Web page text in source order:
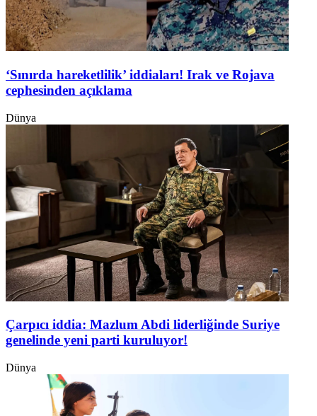
‘Sınırda hareketlilik’ iddiaları! Irak ve Rojava
cephesinden açıklama
Dünya
Çarpıcı iddia: Mazlum Abdi liderliğinde Suriye
genelinde yeni parti kuruluyor!
Dünya